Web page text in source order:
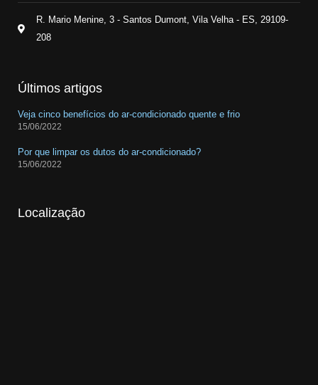
R. Mario Menine, 3 - Santos Dumont, Vila Velha - ES, 29109-
208
Últimos artigos
Veja cinco benefícios do ar-condicionado quente e frio
15/06/2022
Por que limpar os dutos do ar-condicionado?
15/06/2022
Localização